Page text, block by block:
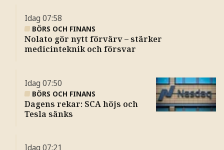
Idag 07:58
BÖRS OCH FINANS
Nolato gör nytt förvärv – stärker
medicinteknik och försvar
Idag 07:50
BÖRS OCH FINANS
Dagens rekar: SCA höjs och
Tesla sänks
Idag 07:21